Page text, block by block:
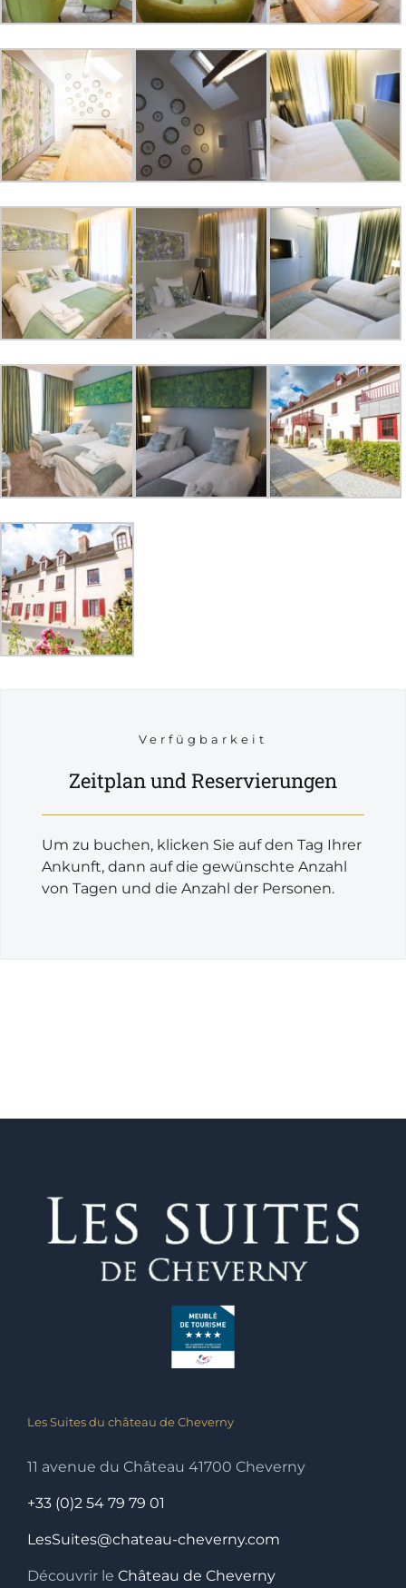
Verfügbarkeit
Zeitplan und Reservierungen
Um zu buchen, klicken Sie auf den Tag Ihrer
Ankunft, dann auf die gewünschte Anzahl
von Tagen und die Anzahl der Personen.
Les Suites du château de Cheverny
11 avenue du Château 41700 Cheverny
+33 (0)2 54 79 79 01
LesSuites@chateau-cheverny.com
Découvrir le Château de Cheverny